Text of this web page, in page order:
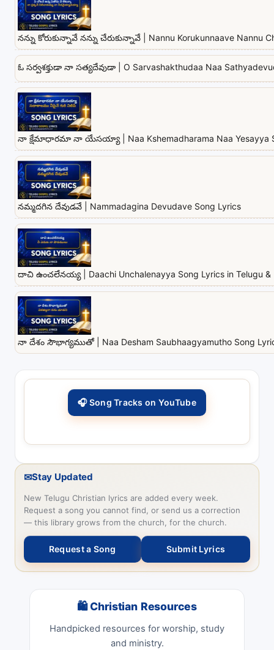
నన్ను కోరుకున్నావే నన్ను చేరుకున్నావే | Nannu Korukunnaave Nannu
ఓ సర్వశక్తుడా నా సత్యదేవుడా | O Sarvashakthudaa Naa
నా క్షేమాధారమా నా యేసయ్యా | Naa Kshemadharama Naa Yesayya
నమ్మదగిన దేవుడవే | Nammadagina Devudave Song Lyrics
దాచి ఉంచలేనయ్య | Daachi Unchalenayya Song Lyrics in Telugu &
నా దేశం సౌభాగ్యముతో | Naa Desham Saubhaagyamutho Song
🎧 Song Tracks on YouTube
✉Stay Updated
New Telugu Christian lyrics are added every week.
Request a song you cannot find, or send us a correction
— this library grows from the church, for the church.
Request a Song Submit Lyrics
🛍 Christian Resources
Handpicked resources for worship, study
and ministry.